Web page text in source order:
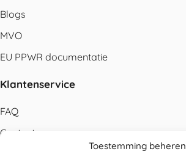
Toestemming beheren
Blogs
MVO
EU PPWR documentatie
Klantenservice
FAQ
Contact